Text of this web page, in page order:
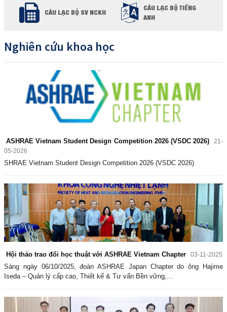
CÂU LẠC BỘ SV NCKH
CÂU LẠC BỘ TIẾNG
ANH
Nghiên cứu khoa học
ASHRAE Vietnam Student Design Competition 2026 (VSDC 2026)
21-
05-2026
SHRAE Vietnam Student Design Competition 2026 (VSDC 2026)
Hội thảo trao đổi học thuật với ASHRAE Vietnam Chapter 03-11-2025
Sáng ngày 06/10/2025, đoàn ASHRAE Japan Chapter do ông Hajime
Iseda – Quản lý cấp cao, Thiết kế & Tư vấn Bền vững,...